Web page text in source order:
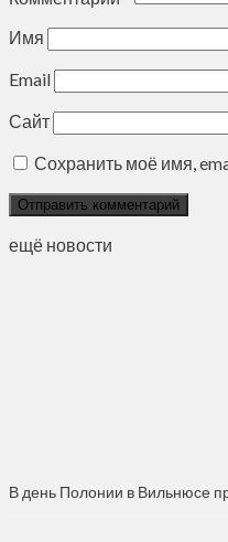
Имя
Email
Сайт
Сохранить моё имя,
ещё новости
В день Полонии в Вильнюсе